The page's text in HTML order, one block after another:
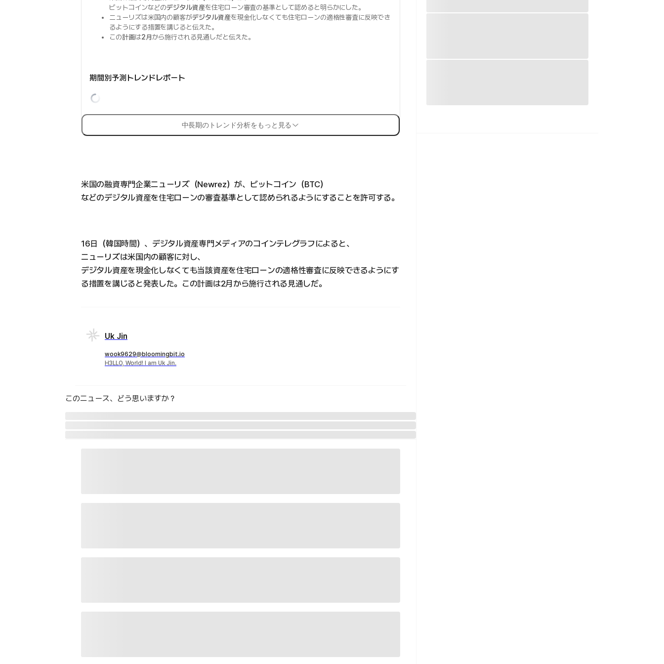
ビットコインなどのデジタル資産を住宅ローン審査の基準として認めると明らかにした。
ニューリズは米国内の顧客がデジタル資産を現金化しなくても住宅ローンの適格性審査に反映でき
るようにする措置を講じると伝えた。
この計画は2月から施行される見通しだと伝えた。
期間別予測トレンドレポート
中長期のトレンド分析をもっと見る
米国の融資専門企業ニューリズ（Newrez）が、ビットコイン（BTC）
などのデジタル資産を住宅ローンの審査基準として認められるようにすることを許可する。
16日（韓国時間）、デジタル資産専門メディアのコインテレグラフによると、
ニューリズは米国内の顧客に対し、
デジタル資産を現金化しなくても当該資産を住宅ローンの適格性審査に反映できるようにす
る措置を講じると発表した。この計画は2月から施行される見通しだ。
Uk Jin
wook9629@bloomingbit.io
H3LLO, World! I am Uk Jin.
このニュース、どう思いますか？